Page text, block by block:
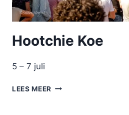
Hootchie Koe
5 – 7 juli
LEES MEER HOOTCHIE